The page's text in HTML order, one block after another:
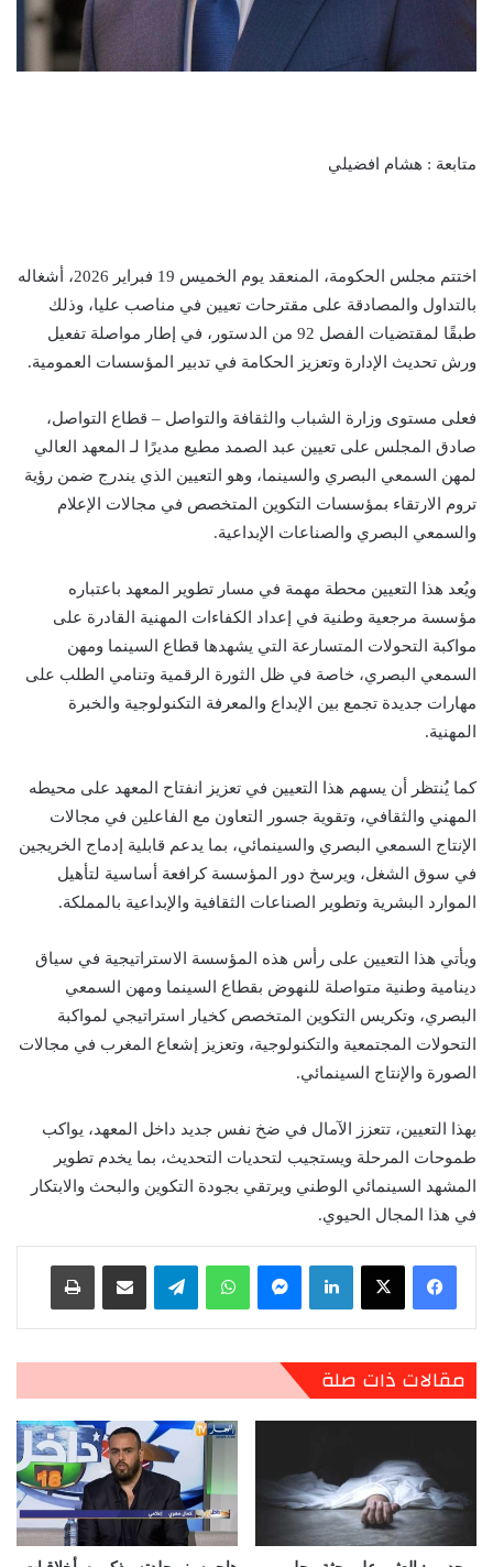
متابعة : هشام افضيلي
اختتم مجلس الحكومة، المنعقد يوم الخميس 19 فبراير 2026، أشغاله
بالتداول والمصادقة على مقترحات تعيين في مناصب عليا، وذلك
طبقًا لمقتضيات الفصل 92 من الدستور، في إطار مواصلة تفعيل
ورش تحديث الإدارة وتعزيز الحكامة في تدبير المؤسسات العمومية.
فعلى مستوى وزارة الشباب والثقافة والتواصل – قطاع التواصل،
صادق المجلس على تعيين عبد الصمد مطيع مديرًا لـ المعهد العالي
لمهن السمعي البصري والسينما، وهو التعيين الذي يندرج ضمن رؤية
تروم الارتقاء بمؤسسات التكوين المتخصص في مجالات الإعلام
والسمعي البصري والصناعات الإبداعية.
ويُعد هذا التعيين محطة مهمة في مسار تطوير المعهد باعتباره
مؤسسة مرجعية وطنية في إعداد الكفاءات المهنية القادرة على
مواكبة التحولات المتسارعة التي يشهدها قطاع السينما ومهن
السمعي البصري، خاصة في ظل الثورة الرقمية وتنامي الطلب على
مهارات جديدة تجمع بين الإبداع والمعرفة التكنولوجية والخبرة
المهنية.
كما يُنتظر أن يسهم هذا التعيين في تعزيز انفتاح المعهد على محيطه
المهني والثقافي، وتقوية جسور التعاون مع الفاعلين في مجالات
الإنتاج السمعي البصري والسينمائي، بما يدعم قابلية إدماج الخريجين
في سوق الشغل، ويرسخ دور المؤسسة كرافعة أساسية لتأهيل
الموارد البشرية وتطوير الصناعات الثقافية والإبداعية بالمملكة.
ويأتي هذا التعيين على رأس هذه المؤسسة الاستراتيجية في سياق
دينامية وطنية متواصلة للنهوض بقطاع السينما ومهن السمعي
البصري، وتكريس التكوين المتخصص كخيار استراتيجي لمواكبة
التحولات المجتمعية والتكنولوجية، وتعزيز إشعاع المغرب في مجالات
الصورة والإنتاج السينمائي.
بهذا التعيين، تتعزز الآمال في ضخ نفس جديد داخل المعهد، يواكب
طموحات المرحلة ويستجيب لتحديات التحديث، بما يخدم تطوير
المشهد السينمائي الوطني ويرتقي بجودة التكوين والبحث والابتكار
في هذا المجال الحيوي.
لينكدإن ماسنجر واتساب تيلقرام مشاركة عبر البريد طباعة
مقالات ذات صلة